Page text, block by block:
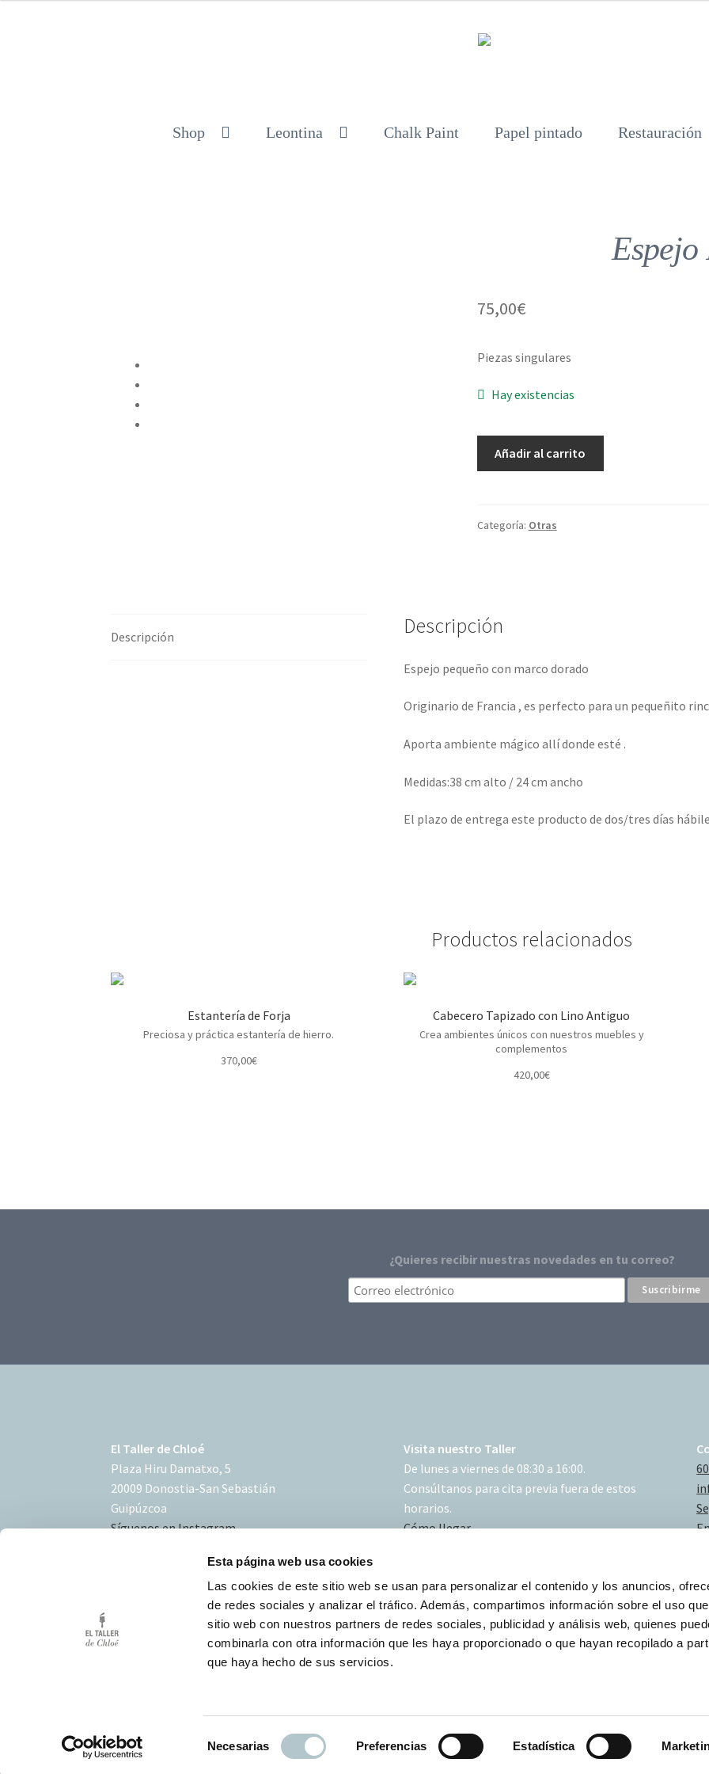
Esta página web usa cookies
Las cookies de este sitio web se usan para personalizar el contenido y los anuncios,
de redes sociales y analizar el tráfico. Además, compartimos información sobre el uso
sitio web con nuestros partners de redes sociales, publicidad y análisis web, quienes
combinarla con otra información que les haya proporcionado o que hayan recopilado a
que haya hecho de sus servicios.
Necesarias Preferencias Estadística
Shop Leontina Chalk Paint Papel pintado Restauración
Espejo
75,00€
Piezas singulares
Hay existencias
Añadir al carrito
Categoría: Otras
Descripción Descripción
Espejo pequeño con marco dorado
Originario de Francia , es perfecto para un pequeñito
Aporta ambiente mágico allí donde esté .
Medidas:38 cm alto / 24 cm ancho
El plazo de entrega este producto de dos/tres días
Productos relacionados
Estantería de Forja
Preciosa y práctica estantería de hierro.
370,00€
Cabecero Tapizado con Lino Antiguo
Crea ambientes únicos con nuestros muebles y
complementos
420,00€
¿Quieres recibir nuestras novedades en tu correo?
El Taller de Chloé
Plaza Hiru Damatxo, 5
20009 Donostia-San Sebastián
Guipúzcoa
Síguenos en Instagram
Visita nuestro Taller
De lunes a viernes de 08:30 a 16:00.
Consúltanos para cita previa fuera de estos
horarios.
Cómo llegar
Condiciones de uso
Política de Cookies